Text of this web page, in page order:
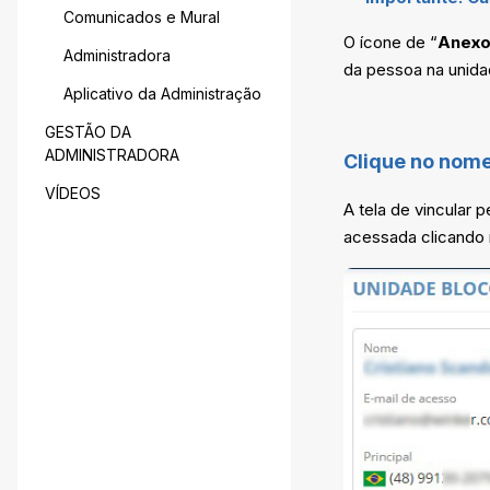
Comunicados e Mural
Administradora
Aplicativo da Administração
GESTÃO DA
ADMINISTRADORA
VÍDEOS
O ícone de “
da pessoa na
Clique no
A tela de vincular
acessada clicando